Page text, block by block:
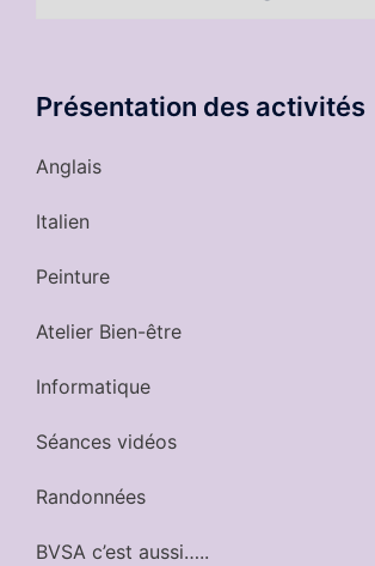
Présentation des activités
Anglais
Italien
Peinture
Atelier Bien-être
Informatique
Séances vidéos
Randonnées
BVSA c’est aussi…..